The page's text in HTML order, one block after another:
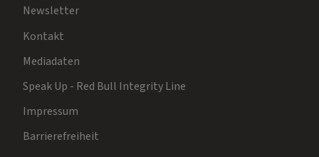
Newsletter
Kontakt
Mediadaten
Speak Up - Red Bull Integrity Line
Impressum
Barrierefreiheit